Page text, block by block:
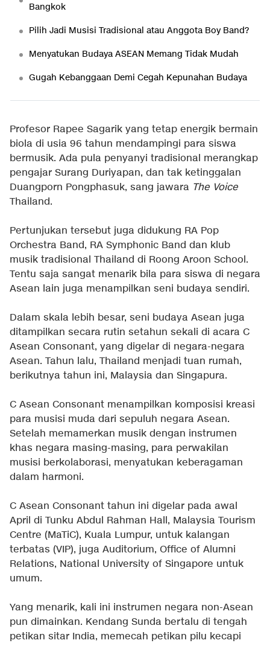
Bangkok
Pilih Jadi Musisi Tradisional atau Anggota Boy Band?
Menyatukan Budaya ASEAN Memang Tidak Mudah
Gugah Kebanggaan Demi Cegah Kepunahan Budaya
Profesor Rapee Sagarik yang tetap energik bermain
biola di usia 96 tahun mendampingi para siswa
bermusik. Ada pula penyanyi tradisional merangkap
pengajar Surang Duriyapan, dan tak ketinggalan
Duangporn Pongphasuk, sang jawara The Voice
Thailand.
Pertunjukan tersebut juga didukung RA Pop
Orchestra Band, RA Symphonic Band dan klub
musik tradisional Thailand di Roong Aroon School.
Tentu saja sangat menarik bila para siswa di negara
Asean lain juga menampilkan seni budaya sendiri.
Dalam skala lebih besar, seni budaya Asean juga
ditampilkan secara rutin setahun sekali di acara C
Asean Consonant, yang digelar di negara-negara
Asean. Tahun lalu, Thailand menjadi tuan rumah,
berikutnya tahun ini, Malaysia dan Singapura.
C Asean Consonant menampilkan komposisi kreasi
para musisi muda dari sepuluh negara Asean.
Setelah memamerkan musik dengan instrumen
khas negara masing-masing, para perwakilan
musisi berkolaborasi, menyatukan keberagaman
dalam harmoni.
C Asean Consonant tahun ini digelar pada awal
April di Tunku Abdul Rahman Hall, Malaysia Tourism
Centre (MaTiC), Kuala Lumpur, untuk kalangan
terbatas (VIP), juga Auditorium, Office of Alumni
Relations, National University of Singapore untuk
umum.
Yang menarik, kali ini instrumen negara non-Asean
pun dimainkan. Kendang Sunda bertalu di tengah
petikan sitar India, memecah petikan pilu kecapi